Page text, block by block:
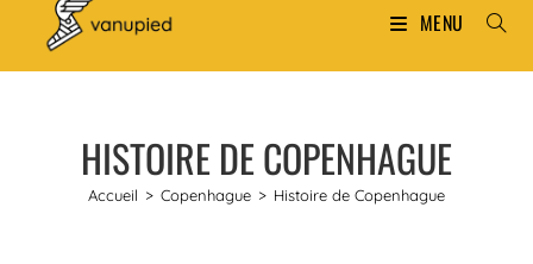
MENU
HISTOIRE DE COPENHAGUE
Accueil > Copenhague > Histoire de Copenhague